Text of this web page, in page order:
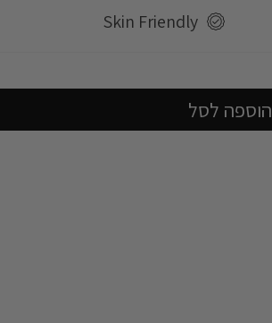
Skin Friendly
הוספה לסל